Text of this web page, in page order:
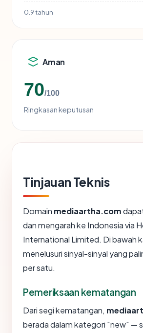
0.9 tahun
Aman
70/100
Ringkasan keputusan
Tinjauan Teknis
Domain mediaartha.com
dan mengarah ke Indonesia via
International Limited. Di bawah
menelusuri sinyal-sinyal yang
per satu.
Pemeriksaan kematangan
Dari segi kematangan,
berada dalam kategori "new" —